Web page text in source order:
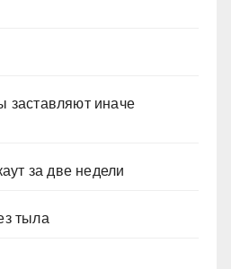
заставляют иначе
за две недели
тыла